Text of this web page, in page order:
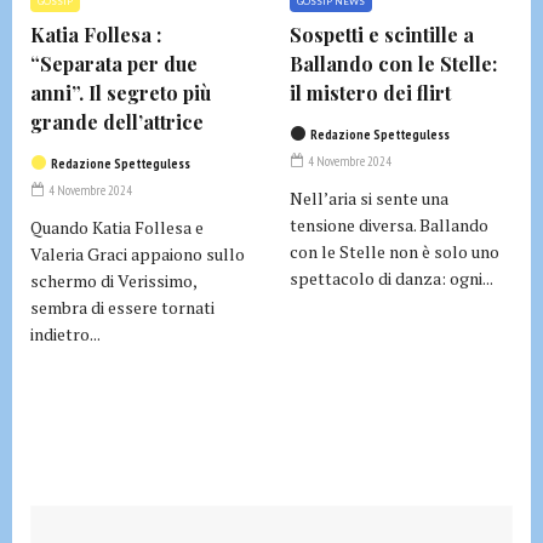
Katia Follesa :
“Separata per due
anni”. Il segreto più
grande dell’attrice
Redazione Spetteguless
4 Novembre 2024
Quando Katia Follesa e
Valeria Graci appaiono sullo
schermo di Verissimo,
sembra di essere tornati
indietro...
Sospetti e scintille a
Ballando con le Stelle:
il mistero dei flirt
Redazione Spetteguless
4 Novembre 2024
Nell’aria si sente una
tensione diversa. Ballando
con le Stelle non è solo uno
spettacolo di danza: ogni...